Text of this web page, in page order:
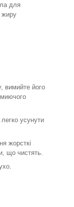
для
жиру
вимийте його
миючого
усунути
жорсткі
що чистять.